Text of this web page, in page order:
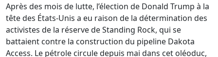
Après des mois de lutte, l’élection de Donald Trump à la
tête des États-Unis a eu raison de la détermination des
activistes de la réserve de Standing Rock, qui se
battaient contre la construction du pipeline Dakota
Access. Le pétrole circule depuis mai dans cet oléoduc,